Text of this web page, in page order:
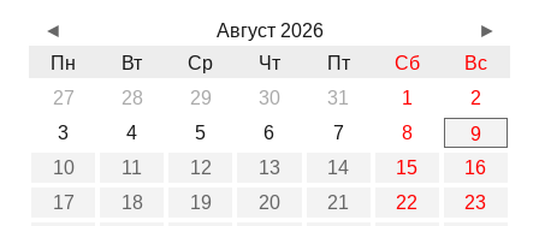
Август 2026
Пн
Вт Ср Чт Пт Сб
Вс
27
28 29 30 31 1
2
3
4 5 6 7 8
9
10
11 12 13 14 15
16
17
18 19 20 21 22
23
◄ ►